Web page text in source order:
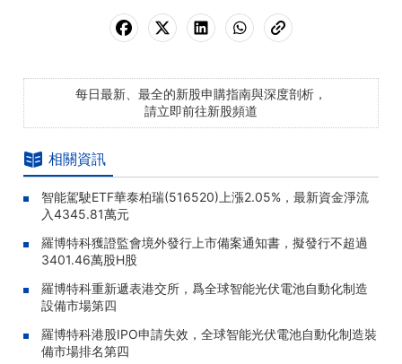
每日最新、最全的新股申購指南與深度剖析，
請立即前往新股頻道
相關資訊
智能駕駛ETF華泰柏瑞(516520)上漲2.05%，最新資金淨流
入4345.81萬元
羅博特科獲證監會境外發行上市備案通知書，擬發行不超過
3401.46萬股H股
羅博特科重新遞表港交所，爲全球智能光伏電池自動化制造
設備市場第四
羅博特科港股IPO申請失效，全球智能光伏電池自動化制造裝
備市場排名第四